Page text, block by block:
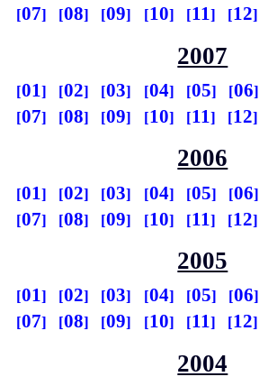
07
08 09 10 11 12
2007
01 02 03 04 05
06
07
08 09 10 11 12
2006
01 02 03 04 05
06
07
08 09 10 11 12
2005
01 02 03 04 05
06
07
08 09 10 11 12
2004